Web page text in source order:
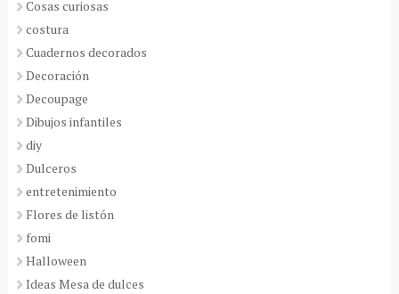
Cosas curiosas
costura
Cuadernos decorados
Decoración
Decoupage
Dibujos infantiles
diy
Dulceros
entretenimiento
Flores de listón
fomi
Halloween
Ideas Mesa de dulces